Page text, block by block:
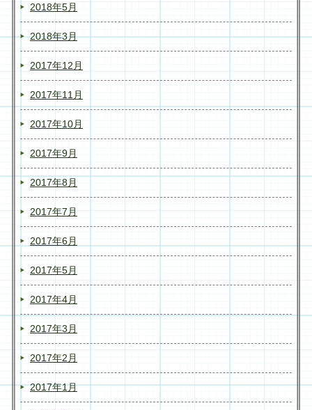
2018年5月
2018年3月
2017年12月
2017年11月
2017年10月
2017年9月
2017年8月
2017年7月
2017年6月
2017年5月
2017年4月
2017年3月
2017年2月
2017年1月